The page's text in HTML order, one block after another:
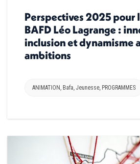
Perspectives 2025 pour
BAFD Léo Lagrange :
inclusion et dynamisme
ambitions
ANIMATION , Bafa, Jeunesse, PROGRAMMES